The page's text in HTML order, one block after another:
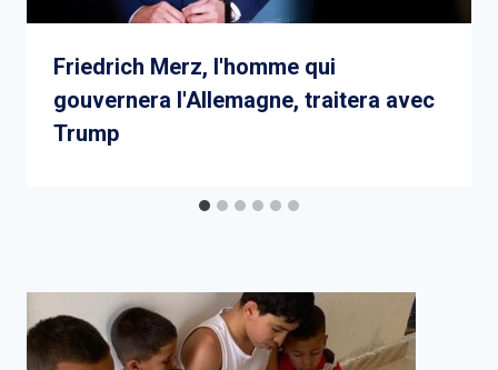
Friedrich Merz, l'homme qui
gouvernera l'Allemagne, traitera avec
Trump